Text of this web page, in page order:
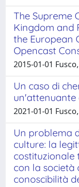
The Supreme
Kingdom and
the European
Opencast
2015-01-01
Un caso di
un'attenuante
2021-01-01
Un problema
culture: la
costituzionale
con la società
conoscibilità